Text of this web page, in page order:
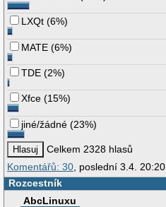
LXQt (6%)
MATE (6%)
TDE (2%)
Xfce (15%)
jiné/žádné (23%)
Celkem 2328 hlasů
Komentářů: 30, poslední 3.4. 20:20
Rozcestník
AbcLinuxu